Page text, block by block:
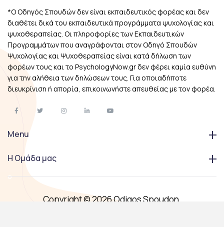
*Ο Οδηγός Σπουδών δεν είναι εκπαιδευτικός φορέας και δεν
διαθέτει δικά του εκπαιδευτικά προγράμματα ψυχολογίας και
ψυχοθεραπείας. Οι πληροφορίες των Εκπαιδευτικών
Προγραμμάτων που αναγράφονται στον Οδηγό Σπουδών
Ψυχολογίας και Ψυχοθεραπείας είναι κατά δήλωση των
φορέων τους και το PsychologyNow.gr δεν φέρει καμία ευθύνη
για την αλήθεια των δηλώσεων τους. Για οποιαδήποτε
διευκρίνιση ή απορία, επικοινωνήστε απευθείας με τον φορέα.
Menu
Η Ομάδα μας
Copyright © 2026 Odigos Spoudon.